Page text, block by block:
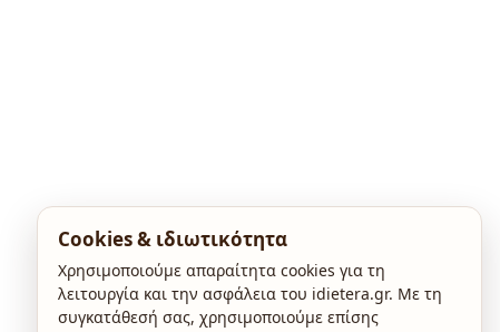
Cookies & ιδιωτικότητα
Χρησιμοποιούμε απαραίτητα cookies για τη
λειτουργία και την ασφάλεια του idietera.gr. Με τη
συγκατάθεσή σας, χρησιμοποιούμε επίσης